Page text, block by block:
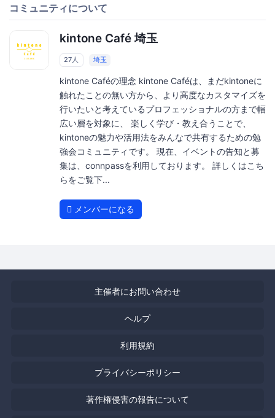
コミュニティについて
kintone Café 埼玉
27人 埼玉
kintone Caféの理念 kintone Caféは、まだkintoneに
触れたことの無い方から、より高度なカスタマイズを
行いたいと考えているプロフェッショナルの方まで幅
広い層を対象に、 楽しく学び・教え合うことで、
kintoneの魅力や活用法をみんなで共有するための勉
強会コミュニティです。 現在、イベントの告知と募
集は、connpassを利用しております。 詳しくはこち
らをご覧下...
メンバーになる
主催者にお問い合わせ
ヘルプ
利用規約
プライバシーポリシー
著作権侵害の報告について